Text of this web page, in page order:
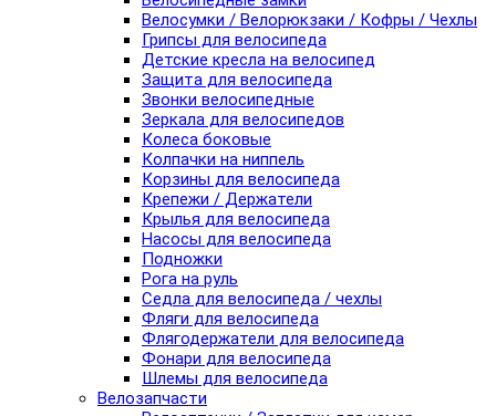
Велосумки / Велорюкзаки / Кофры / Чехлы
Грипсы для велосипеда
Детские кресла на велосипед
Защита для велосипеда
Звонки велосипедные
Зеркала для велосипедов
Колеса боковые
Колпачки на ниппель
Корзины для велосипеда
Крепежи / Держатели
Крылья для велосипеда
Насосы для велосипеда
Подножки
Рога на руль
Седла для велосипеда / чехлы
Фляги для велосипеда
Флягодержатели для велосипеда
Фонари для велосипеда
Шлемы для велосипеда
Велозапчасти